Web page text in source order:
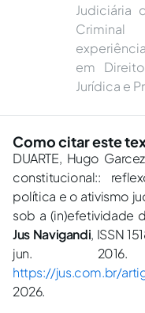
Judiciária
Criminal
em
Jurídica e
Como citar este
DUARTE, Hugo
constitucional::
política e o ativismo
sob a (in)efetividade
Jus Navigandi, ISSN
jun.
https://jus.com.br/
2026.